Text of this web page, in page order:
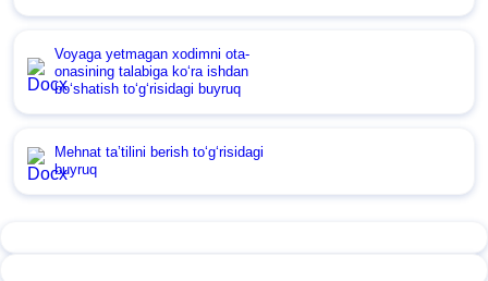
Voyaga yetmagan хodimni ota-
onasining talabiga koʻra ishdan
boʻshatish toʻgʻrisidagi buyruq
Mehnat ta’tilini berish toʻgʻrisidagi
buyruq